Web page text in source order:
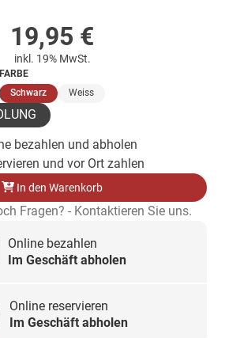
19,95 €
inkl. 19% MwSt.
FARBE
Schwarz(ausgewählt)
Weiss
bezahlen und abholen
und vor Ort zahlen
In den Warenkorb
Fragen? - Kontaktieren Sie uns.
Online bezahlen
Im Geschäft abholen
Online reservieren
Im Geschäft abholen